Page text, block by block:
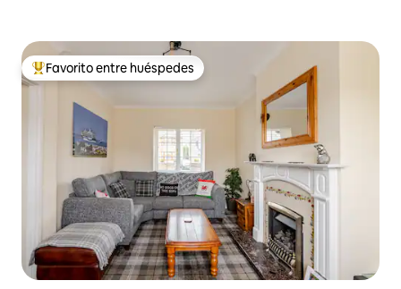
De los mejores en Favorito entre huéspedes
Favorito entre huéspedes